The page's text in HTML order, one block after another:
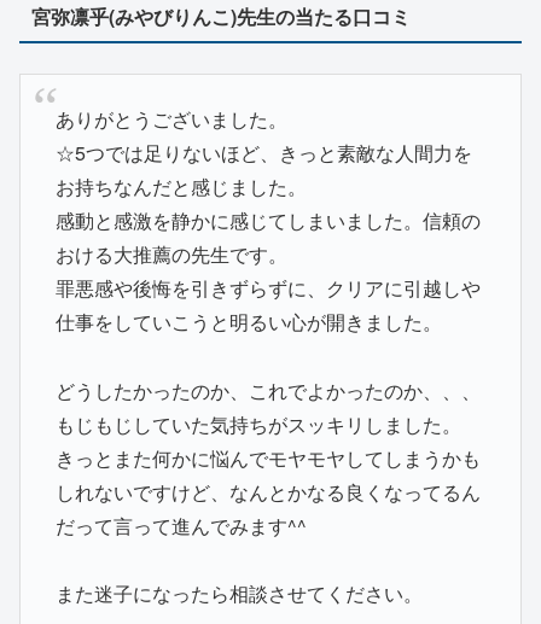
宮弥凛乎(みやびりんこ)先生の当たる口コミ
ありがとうございました。
☆5つでは足りないほど、きっと素敵な人間力を
お持ちなんだと感じました。
感動と感激を静かに感じてしまいました。信頼の
おける大推薦の先生です。
罪悪感や後悔を引きずらずに、クリアに引越しや
仕事をしていこうと明るい心が開きました。
どうしたかったのか、これでよかったのか、、、
もじもじしていた気持ちがスッキリしました。
きっとまた何かに悩んでモヤモヤしてしまうかも
しれないですけど、なんとかなる良くなってるん
だって言って進んでみます^^
また迷子になったら相談させてください。